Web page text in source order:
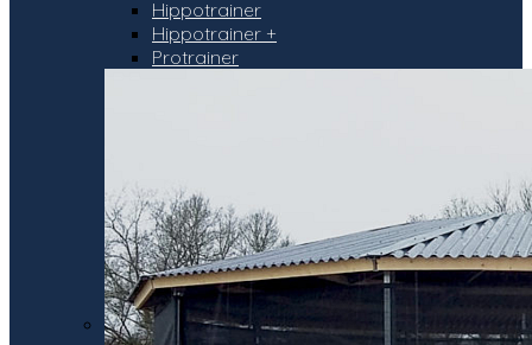
Hippotrainer
Hippotrainer +
Protrainer